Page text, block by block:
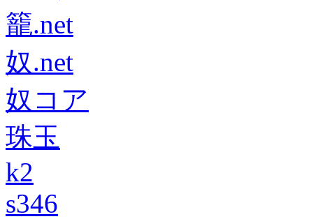
籠.net
奴.net
奴コア
珠玉
k2
s346